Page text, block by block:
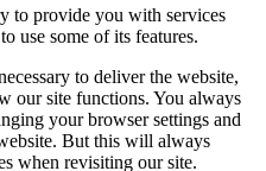
to provide you with services
use some of its features.
to deliver the website,
our site functions. You always
your browser settings and
But this will always
when revisiting our site.